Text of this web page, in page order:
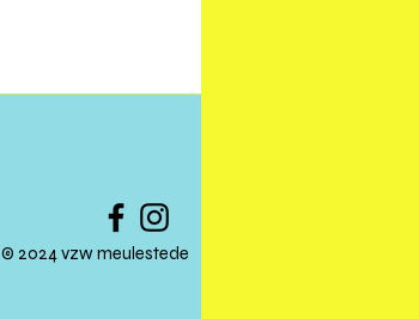
© 2024 vzw meulestede